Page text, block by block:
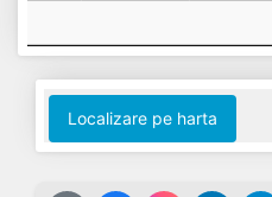
Afaceri
Net
Localizare pe harta